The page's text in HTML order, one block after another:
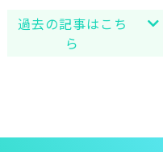
過去の記事はこち
ら